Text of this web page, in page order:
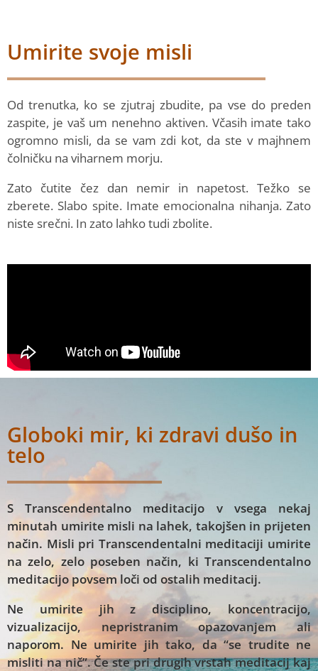
O nas
Prijavnica
Umirite svoje misli
Od trenutka, ko se zjutraj zbudite, pa vse do preden
zaspite, je vaš um nenehno aktiven. Včasih imate tako
ogromno misli, da se vam zdi kot, da ste v majhnem
čolničku na viharnem morju.
Zato čutite čez dan nemir in napetost. Težko se
zberete. Slabo spite. Imate emocionalna nihanja. Zato
niste srečni. In zato lahko tudi zbolite.
Globoki mir, ki zdravi dušo in
telo
S Transcendentalno meditacijo v vsega nekaj
minutah umirite misli na lahek, takojšen in prijeten
način. Misli pri Transcendentalni meditaciji umirite
na zelo, zelo poseben način, ki Transcendentalno
meditacijo povsem loči od ostalih meditacij.
Ne umirite jih z disciplino, koncentracijo,
vizualizacijo, nepristranim opazovanjem ali
naporom. Ne umirite jih tako, da “se trudite ne
misliti na nič”. Če ste pri drugih vrstah meditacij kaj